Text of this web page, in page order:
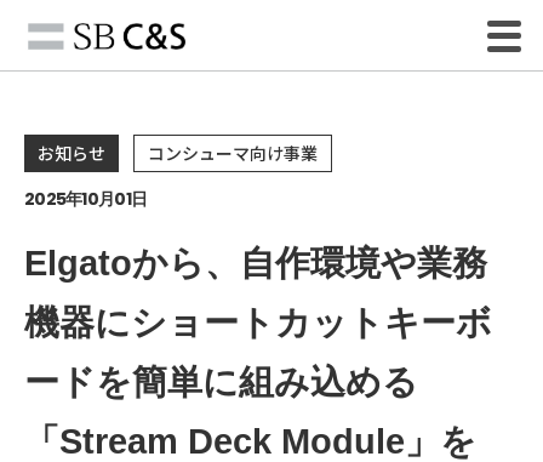
お知らせ
コンシューマ向け事業
2025年10月01日
Elgatoから、自作環境や業務
機器にショートカットキーボ
ードを簡単に組み込める
「Stream Deck Module」を